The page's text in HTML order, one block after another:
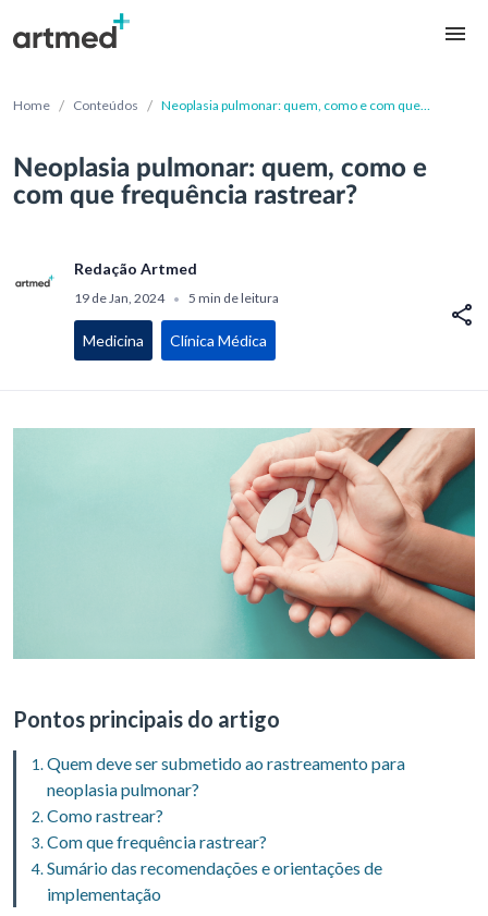
Home / Conteúdos / Neoplasia pulmonar: quem, como e com que
Neoplasia pulmonar: quem, como e
com que frequência rastrear?
Redação Artmed
19 de Jan, 2024 • 5 min de leitura
Medicina Clínica Médica
Pontos principais do artigo
Quem deve ser submetido ao rastreamento para
neoplasia pulmonar?
Como rastrear?
Com que frequência rastrear?
Sumário das recomendações e orientações de
implementação